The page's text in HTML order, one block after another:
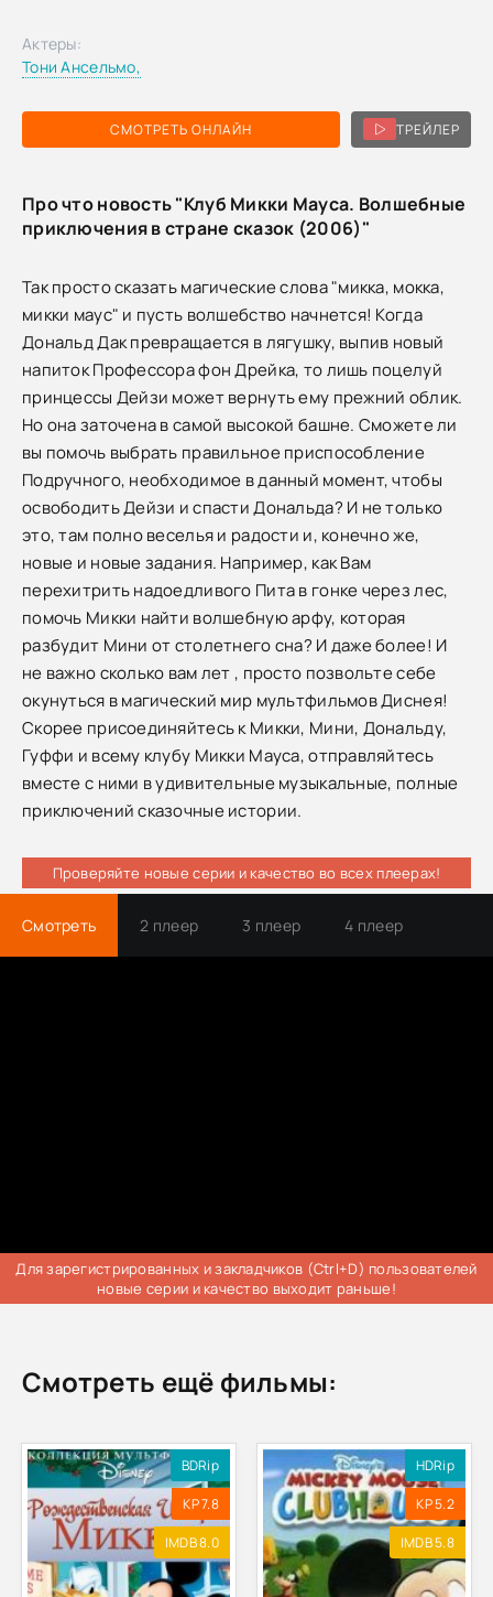
СМОТРЕТЬ ОНЛАЙН ТРЕЙЛЕР
Актеры:
Тони Ансельмо,
Про что новость "Клуб Микки Мауса. Волшебные
приключения в стране сказок (2006)"
Так просто сказать магические слова "микка, мокка,
микки маус" и пусть волшебство начнется! Когда
Дональд Дак превращается в лягушку, выпив новый
напиток Профессора фон Дрейка, то лишь поцелуй
принцессы Дейзи может вернуть ему прежний облик.
Но она заточена в самой высокой башне. Сможете ли
вы помочь выбрать правильное приспособление
Подручного, необходимое в данный момент, чтобы
освободить Дейзи и спасти Дональда? И не только
это, там полно веселья и радости и, конечно же,
новые и новые задания. Например, как Вам
перехитрить надоедливого Пита в гонке через лес,
помочь Микки найти волшебную арфу, которая
разбудит Мини от столетнего сна? И даже более! И
не важно сколько вам лет , просто позвольте себе
окунуться в магический мир мультфильмов Диснея!
Скорее присоединяйтесь к Микки, Мини, Дональду,
Гуффи и всему клубу Микки Мауса, отправляйтесь
вместе с ними в удивительные музыкальные, полные
приключений сказочные истории.
Проверяйте новые серии и качество во всех плеерах!
Смотреть 2 плеер 3 плеер 4 плеер
Для зарегистрированных и закладчиков (Ctrl+D) пользователей
новые серии и качество выходит раньше!
Смотреть ещё фильмы:
BDRip
KP 7.8
IMDB 8.0
HDRip
KP 5.2
IMDB 5.8